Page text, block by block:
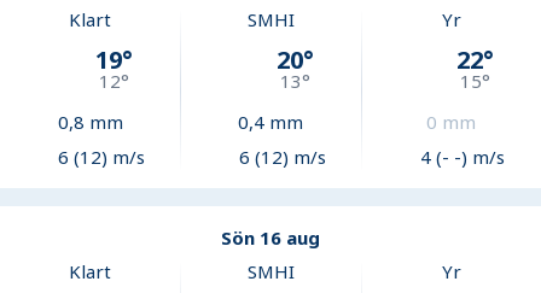
Klart
19°
12°
0,8 mm
6 (12) m/s
SMHI
20°
13°
0,4 mm
6 (12) m/s
Yr
22°
15°
0 mm
4 (- -) m/s
Sön 16 aug
Klart
SMHI Yr